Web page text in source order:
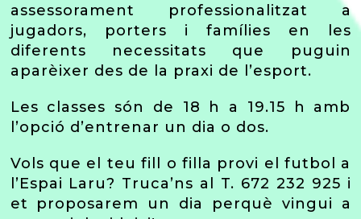
assessorament professionalitzat a
jugadors, porters i famílies en les
diferents necessitats que puguin
aparèixer des de la praxi de l’esport.
Les classes són de 18 h a 19.15 h amb
l’opció d’entrenar un dia o dos.
Vols que el teu fill o filla provi el futbol a
l’Espai Laru? Truca’ns al T. 672 232 925 i
et proposarem un dia perquè vingui a